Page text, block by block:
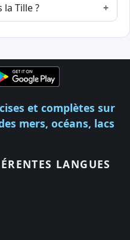
Tille ?
et complètes sur
mers, océans, lacs
LANGUES